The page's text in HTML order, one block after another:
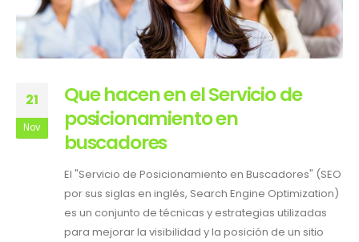
21
Nov
Que hacen en el Servicio de
posicionamiento en
buscadores
El "Servicio de Posicionamiento en Buscadores" (SEO
por sus siglas en inglés, Search Engine Optimization)
es un conjunto de técnicas y estrategias utilizadas
para mejorar la visibilidad y la posición de un sitio